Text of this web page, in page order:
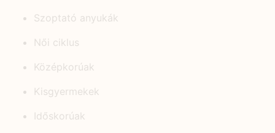
Szoptató anyukák
Női ciklus
Középkorúak
Kisgyermekek
Időskorúak